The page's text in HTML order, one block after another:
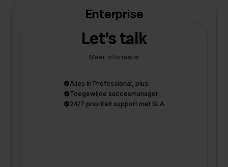
Enterprise
Let's talk
Meer informatie
Alles in Professional, plus:
Toegewijde succesmanager
24/7 prioriteit support met SLA